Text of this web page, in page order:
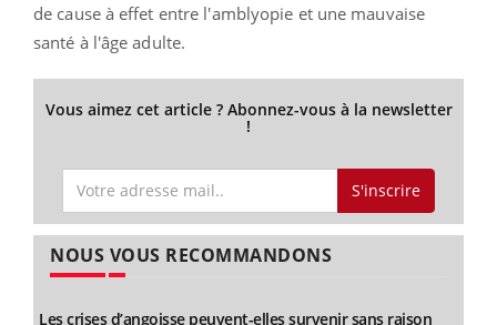
de cause à effet entre l'amblyopie et une mauvaise
santé à l'âge adulte.
Vous aimez cet article ? Abonnez-vous à la newsletter
!
S'inscrire
NOUS VOUS RECOMMANDONS
Les crises d’angoisse peuvent-elles survenir sans raison